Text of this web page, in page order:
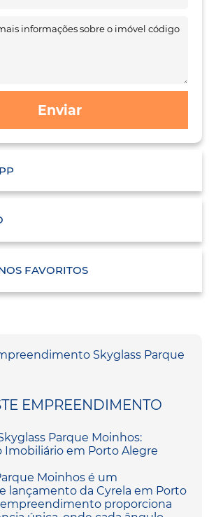
Enviar
FAVORITOS
EMPREENDIMENTO
Parque Moinhos:
Imobiliário em Porto Alegre
Moinhos é um
lançamento da Cyrela em Porto
empreendimento proporciona